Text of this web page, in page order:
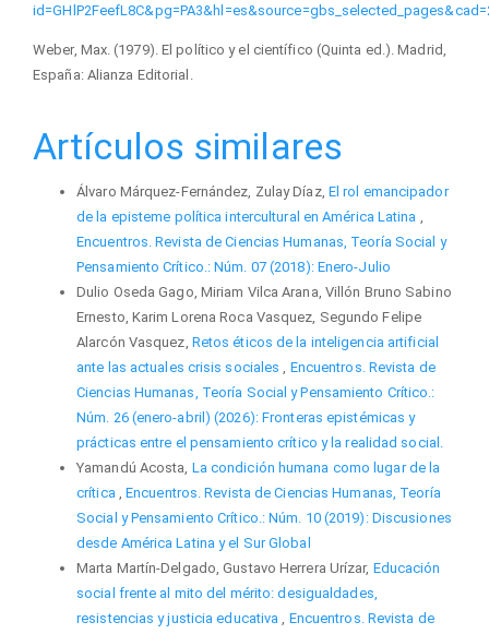
Weber, Max. (1979). El político y el científico (Quinta ed.). Madrid,
España: Alianza Editorial.
Artículos similares
Álvaro Márquez-Fernández, Zulay Díaz, El rol emancipador
de la episteme política intercultural en América Latina ,
Encuentros. Revista de Ciencias Humanas, Teoría Social y
Pensamiento Crítico.: Núm. 07 (2018): Enero-Julio
Dulio Oseda Gago, Miriam Vilca Arana, Villón Bruno Sabino
Ernesto, Karim Lorena Roca Vasquez, Segundo Felipe
Alarcón Vasquez, Retos éticos de la inteligencia artificial
ante las actuales crisis sociales, Encuentros. Revista de
Ciencias Humanas, Teoría Social y Pensamiento Crítico.:
Núm. 26 (enero-abril) (2026): Fronteras epistémicas y
prácticas entre el pensamiento crítico y la realidad social.
Yamandú Acosta, La condición humana como lugar de la
crítica ,Encuentros. Revista de Ciencias Humanas, Teoría
Social y Pensamiento Crítico.: Núm. 10 (2019): Discusiones
desde América Latina y el Sur Global
Marta Martín-Delgado, Gustavo Herrera Urízar, Educación
social frente al mito del mérito: desigualdades,
resistencias y justicia educativa, Encuentros. Revista de